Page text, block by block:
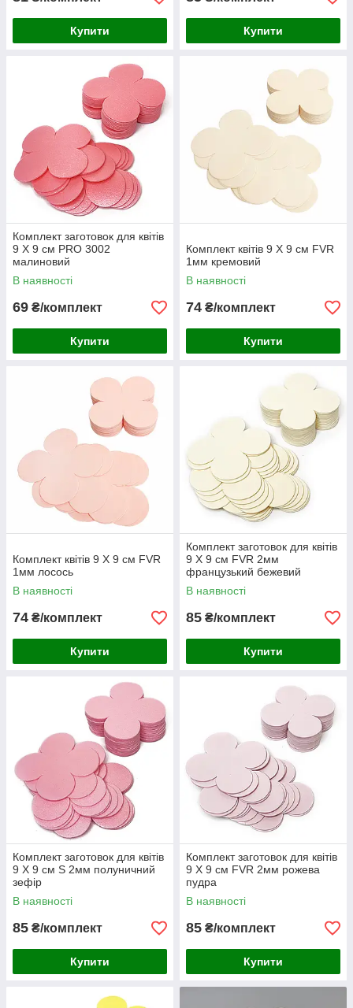
Купити Купити
Комплект заготовок для квітів
9 Х 9 см PRO 3002
малиновий
В наявності
69 ₴/комплект
Купити
Комплект квітів 9 Х 9 см FVR
1мм кремовий
В наявності
74 ₴/комплект
Купити
Комплект квітів 9 Х 9 см FVR
1мм лосось
В наявності
74 ₴/комплект
Купити
Комплект заготовок для квітів
9 Х 9 см FVR 2мм
французький бежевий
В наявності
85 ₴/комплект
Купити
Комплект заготовок для квітів
9 Х 9 см S 2мм полуничний
зефір
В наявності
85 ₴/комплект
Купити
Комплект заготовок для квітів
9 Х 9 см FVR 2мм рожева
пудра
В наявності
85 ₴/комплект
Купити